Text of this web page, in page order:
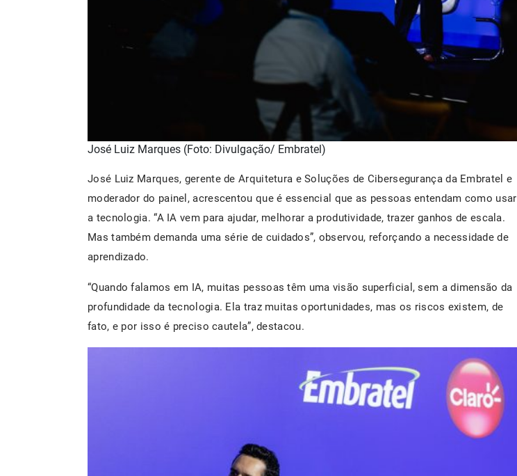
José Luiz Marques (Foto: Divulgação/ Embratel)
José Luiz Marques, gerente de Arquitetura e Soluções de Cibersegurança da Embratel e
moderador do painel, acrescentou que é essencial que as pessoas entendam como usar
a tecnologia. “A IA vem para ajudar, melhorar a produtividade, trazer ganhos de escala.
Mas também demanda uma série de cuidados”, observou, reforçando a necessidade de
aprendizado.
“Quando falamos em IA, muitas pessoas têm uma visão superficial, sem a dimensão da
profundidade da tecnologia. Ela traz muitas oportunidades, mas os riscos existem, de
fato, e por isso é preciso cautela”, destacou.